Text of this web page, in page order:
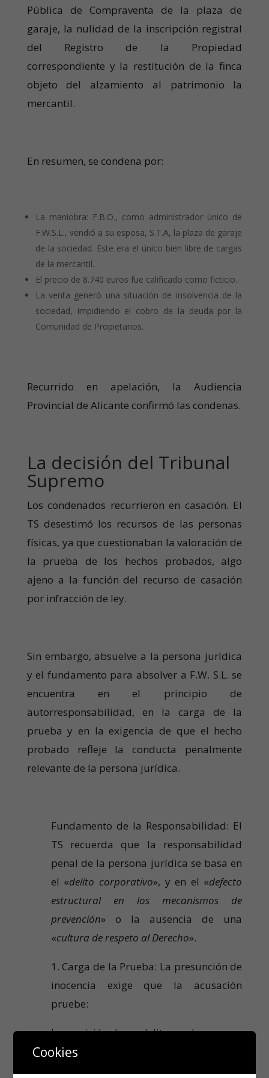
Pública de Compraventa de la plaza de
garaje, la nulidad de la inscripción registral
del Registro de la Propiedad
correspondiente y la restitución de la finca
objeto del alzamiento al patrimonio la
mercantil.
En resumen, se condena por:
La maniobra: F.B.O., como administrador único de
F.W.S.L., vendió a su esposa, S.T.A, la plaza de garaje
de la sociedad. Este era el único bien libre de cargas
de la mercantil.
El precio de 8.740 euros fue calificado como ficticio.
La venta generó una situación de insolvencia de la
sociedad, impidiendo el cobro de la deuda por la
Comunidad de Propietarios.
Recurrido en apelación, la Audiencia
Provincial de Alicante confirmó las condenas.
La decisión del Tribunal
Supremo
Los condenados recurrieron en casación. El
TS desestimó los recursos de las personas
físicas, ya que cuestionaban la valoración de
la prueba de los hechos probados, algo
ajeno a la función del recurso de casación
por infracción de ley.
Sin embargo, absuelve a la persona jurídica
y el fundamento para absolver a F.W. S.L. se
encuentra en el principio de
autorresponsabilidad, en la carga de la
prueba y en la exigencia de que el hecho
probado refleje la conducta penalmente
relevante de la persona jurídica.
Fundamento de la Responsabilidad: El
TS recuerda que la responsabilidad
penal de la persona jurídica se basa en
el «delito corporativo», y en el «defecto
estructural en los mecanismos de
prevención» o la ausencia de una
«cultura de respeto al Derecho».
1. Carga de la Prueba: La presunción de
inocencia exige que la acusación
pruebe:
La comisión de un delito por la persona
física vinculada (hecho de conexión).
Cookies